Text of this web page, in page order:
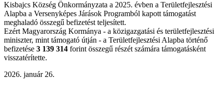
Kisbajcs Község Önkormányzata a 2025. évben a Területfejlesztési
Alapba a Versenyképes Járások Programból kapott támogatást
meghaladó összegű befizetést teljesített.
Ezért Magyarország Kormánya - a közigazgatási és területfejlesztési
miniszter, mint támogató útján - a Területfejlesztési Alapba történő
befizetése 3 139 314 forint összegű részét számára támogatásként
visszatérítette.
2026. január 26.